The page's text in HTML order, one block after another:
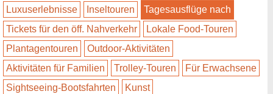
Luxuserlebnisse
Inseltouren
Tagesausflüge nach
Tickets für den öff. Nahverkehr
Lokale Food-Touren
Plantagentouren
Outdoor-Aktivitäten
Aktivitäten für Familien
Trolley-Touren
Für Erwachsene
Sightseeing-Bootsfahrten
Kunst